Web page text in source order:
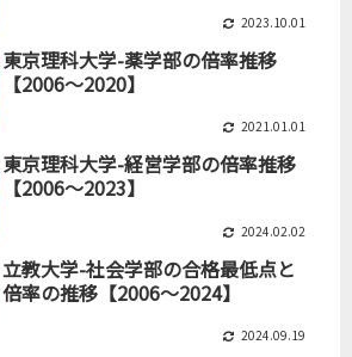
2023.10.01
東京理科大学-薬学部の倍率推移
【2006～2020】
2021.01.01
東京理科大学-経営学部の倍率推移
【2006～2023】
2024.02.02
立教大学-社会学部の合格最低点と
倍率の推移【2006～2024】
2024.09.19